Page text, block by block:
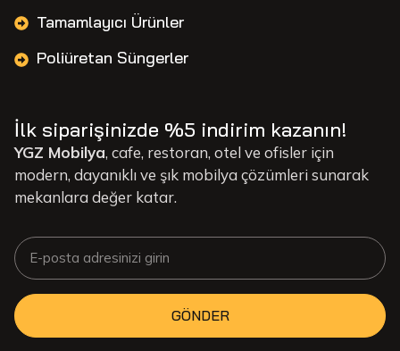
Tamamlayıcı Ürünler
Poliüretan Süngerler
İlk siparişinizde %5 indirim kazanın!
YGZ Mobilya, cafe, restoran, otel ve ofisler için
modern, dayanıklı ve şık mobilya çözümleri sunarak
mekanlara değer katar.
GÖNDER